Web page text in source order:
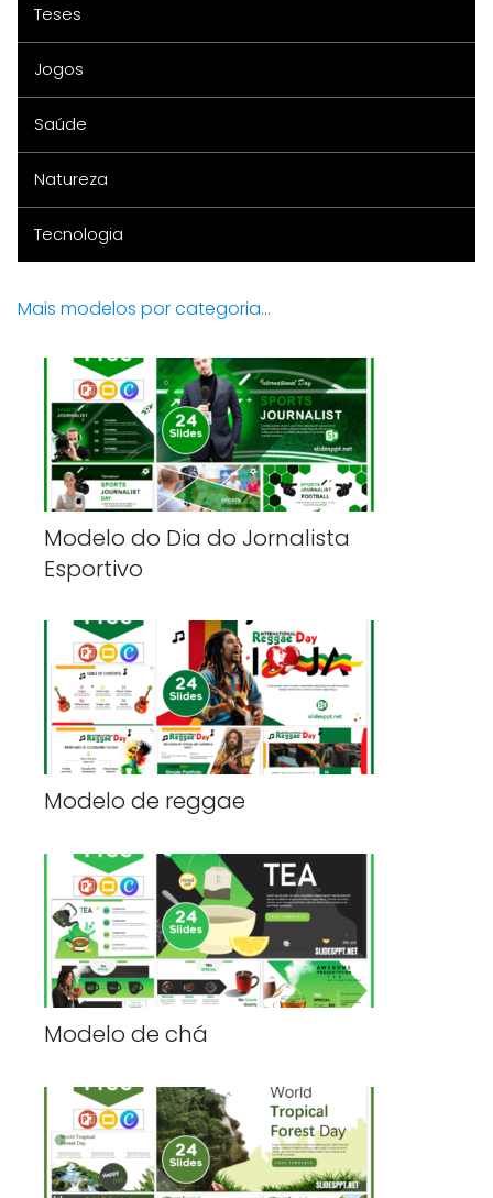
Teses
Jogos
Saúde
Natureza
Tecnologia
Mais modelos por categoria...
Modelo do Dia do Jornalista
Esportivo
Modelo de reggae
Modelo de chá